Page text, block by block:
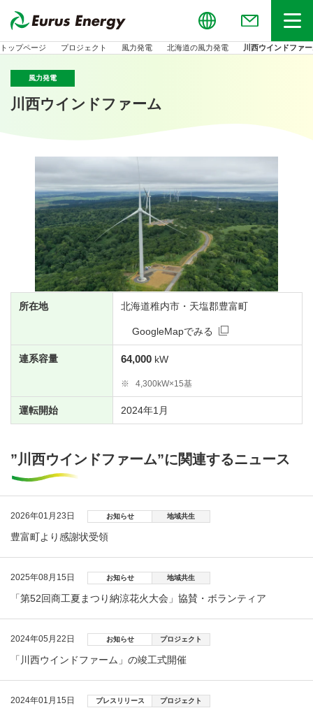
Globalお問い合わせメニュー
トップページ プロジェクト 風力発電 北海道の風力発電 川西ウインドファ
風力発電
川西ウインドファーム
所在地 北海道稚内市・天塩郡豊富町
GoogleMapでみる
連系容量 64,000 kW
※ 4,300kW×15基
運転開始 2024年1月
”川西ウインドファーム”に関連するニュース
2026年01月23日 お知らせ 地域共生
豊富町より感謝状受領
2025年08月15日 お知らせ 地域共生
「第52回商工夏まつり納涼花火大会」協賛・ボランティア
2024年05月22日 お知らせ プロジェクト
「川西ウインドファーム」の竣工式開催
2024年01月15日 プレスリリース プロジェクト